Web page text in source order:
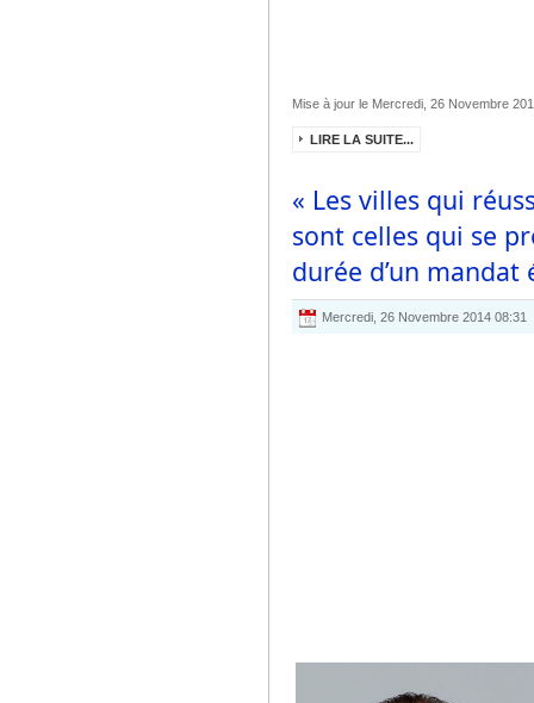
Mise à jour le Mercredi, 26 Novembre
LIRE LA SUITE...
« Les villes qui
sont celles qui se
durée d’un mandat
Mercredi, 26 Novembre 2014 08:31